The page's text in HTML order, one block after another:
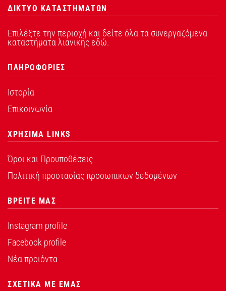
ΔΙΚΤΥΟ ΚΑΤΑΣΤΗΜΑΤΩΝ
Επιλέξτε την περιοχή και δείτε όλα τα συνεργαζόμενα
καταστήματα λιανικής εδώ.
ΠΛΗΡΟΦΟΡΙΕΣ
Ιστορία
Επικοινωνία
ΧΡΗΣΙΜΑ LINKS
Όροι και Προυποθέσεις
Πολιτική προστασίας προσωπικων δεδομένων
ΒΡΕΙΤΕ ΜΑΣ
Instagram profile
Facebook profile
Νέα προιόντα
ΣΧΕΤΙΚΑ ΜΕ ΕΜΑΣ